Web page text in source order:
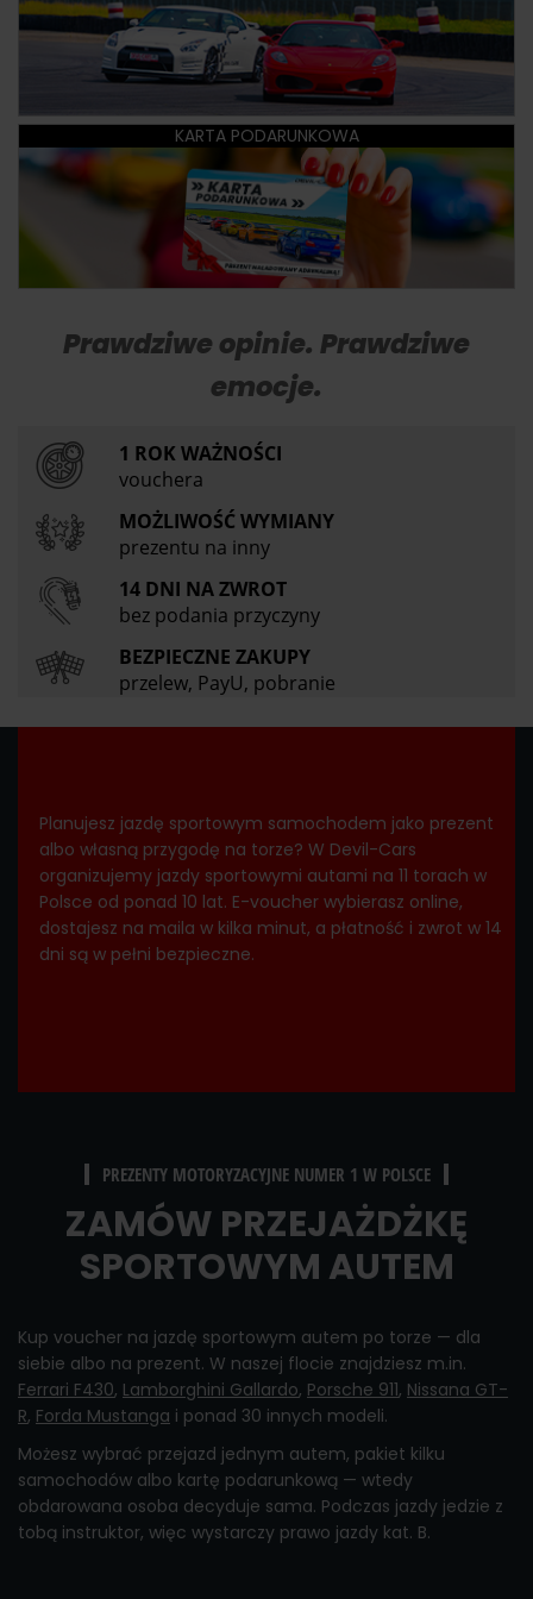
KARTA PODARUNKOWA
Prawdziwe opinie. Prawdziwe
emocje.
1 ROK WAŻNOŚCI
vouchera
MOŻLIWOŚĆ WYMIANY
prezentu na inny
14 DNI NA ZWROT
bez podania przyczyny
BEZPIECZNE ZAKUPY
przelew, PayU, pobranie
Planujesz jazdę sportowym samochodem jako prezent
albo własną przygodę na torze? W Devil-Cars
organizujemy jazdy sportowymi autami na 11 torach w
Polsce od ponad 10 lat. E-voucher wybierasz online,
dostajesz na maila w kilka minut, a płatność i zwrot w 14
dni są w pełni bezpieczne.
PREZENTY MOTORYZACYJNE NUMER 1 W POLSCE
ZAMÓW PRZEJAŻDŻKĘ
SPORTOWYM AUTEM
Kup voucher na jazdę sportowym autem po torze — dla
siebie albo na prezent. W naszej flocie znajdziesz m.in.
Ferrari F430, Lamborghini Gallardo, Porsche 911, Nissana GT-
R, Forda Mustanga i ponad 30 innych modeli.
Możesz wybrać przejazd jednym autem, pakiet kilku
samochodów albo kartę podarunkową — wtedy
obdarowana osoba decyduje sama. Podczas jazdy jedzie z
tobą instruktor, więc wystarczy prawo jazdy kat. B.